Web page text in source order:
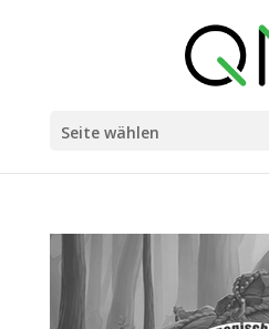
Seite wählen